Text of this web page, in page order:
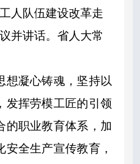
人队伍建设改革走
并讲话。省人大常
凝心铸魂，坚持以
发挥劳模工匠的引领
的职业教育体系，加
全生产宣传教育，